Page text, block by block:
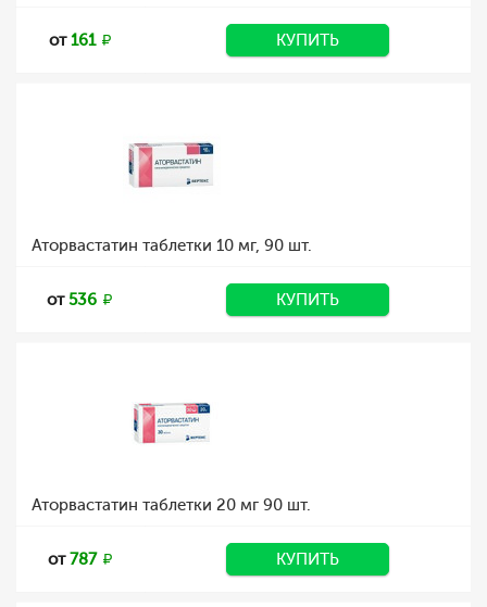
от161 КУПИТЬ
Аторвастатин таблетки 10 мг, 90 шт.
от536 КУПИТЬ
Аторвастатин таблетки 20 мг 90 шт.
от787 КУПИТЬ